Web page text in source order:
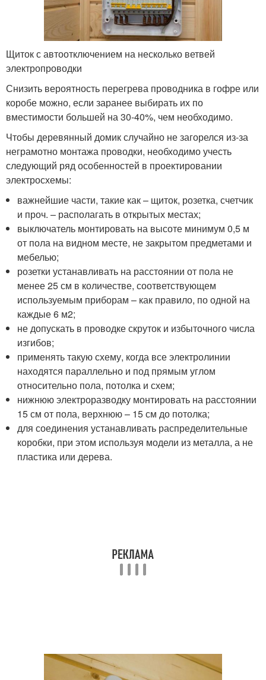
Щиток с автоотключением на несколько ветвей
электропроводки
Снизить вероятность перегрева проводника в гофре или
коробе можно, если заранее выбирать их по
вместимости большей на 30-40%, чем необходимо.
Чтобы деревянный домик случайно не загорелся из-за
неграмотно монтажа проводки, необходимо учесть
следующий ряд особенностей в проектировании
электросхемы:
важнейшие части, такие как – щиток, розетка, счетчик
и проч. – располагать в открытых местах;
выключатель монтировать на высоте минимум 0,5 м
от пола на видном месте, не закрытом предметами и
мебелью;
розетки устанавливать на расстоянии от пола не
менее 25 см в количестве, соответствующем
используемым приборам – как правило, по одной на
каждые 6 м2;
не допускать в проводке скруток и избыточного числа
изгибов;
применять такую схему, когда все электролинии
находятся параллельно и под прямым углом
относительно пола, потолка и схем;
нижнюю электроразводку монтировать на расстоянии
15 см от пола, верхнюю – 15 см до потолка;
для соединения устанавливать распределительные
коробки, при этом используя модели из металла, а не
пластика или дерева.